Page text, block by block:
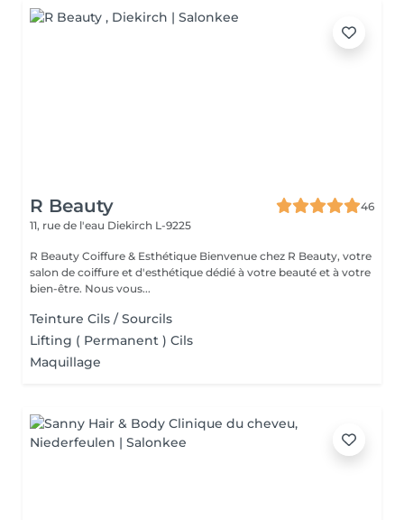
R Beauty
46
11, rue de l'eau Diekirch L-9225
R Beauty Coiffure & Esthétique Bienvenue chez R Beauty, votre
salon de coiffure et d'esthétique dédié à votre beauté et à votre
bien-être. Nous vous...
Teinture Cils / Sourcils
Lifting ( Permanent ) Cils
Maquillage